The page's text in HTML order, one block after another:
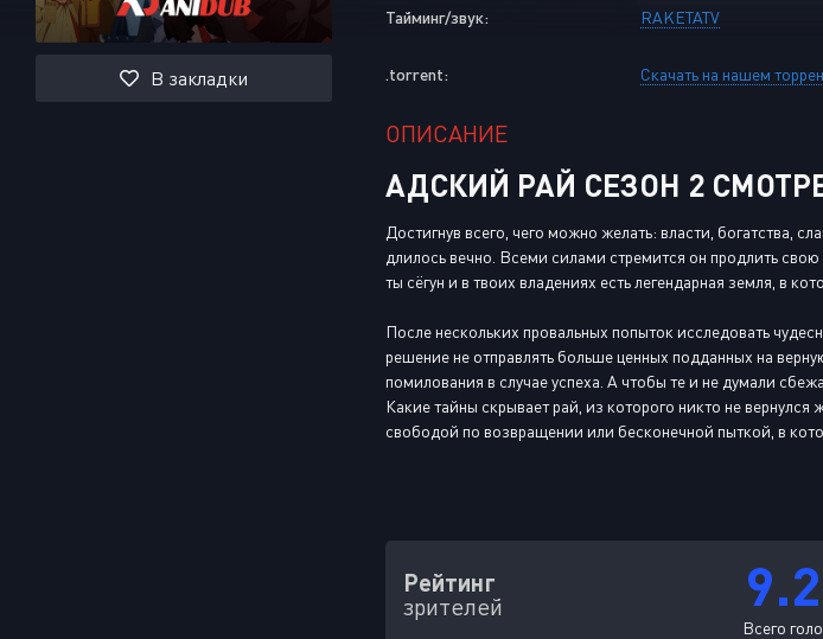
В закладки
Тайминг/звук:
RAKETATV
.torrent: Скачать на нашем
ОПИСАНИЕ
АДСКИЙ РАЙ СЕЗОН 2
Достигнув всего, чего можно желать: власти, богатства,
длилось вечно. Всеми силами стремится он продлить
ты сёгун и в твоих владениях есть легендарная земля, в
После нескольких провальных попыток исследовать
решение не отправлять больше ценных подданных на
помилования в случае успеха. А чтобы те и не думали
Какие тайны скрывает рай, из которого никто не
свободой по возвращении или бесконечной пыткой, в
Рейтинг
зрителей 9.2
Всего